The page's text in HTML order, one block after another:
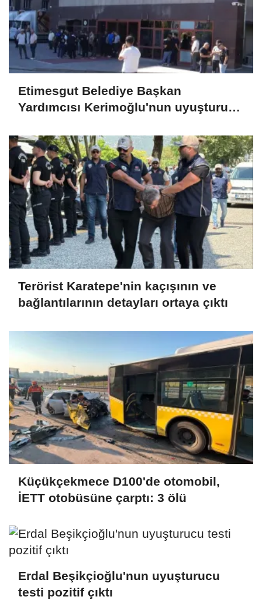
Etimesgut Belediye Başkan
Yardımcısı Kerimoğlu'nun uyuşturucu
Terörist Karatepe'nin kaçışının ve
bağlantılarının detayları ortaya çıktı
Küçükçekmece D100'de otomobil,
İETT otobüsüne çarptı: 3 ölü
Erdal Beşikçioğlu'nun uyuşturucu
testi pozitif çıktı